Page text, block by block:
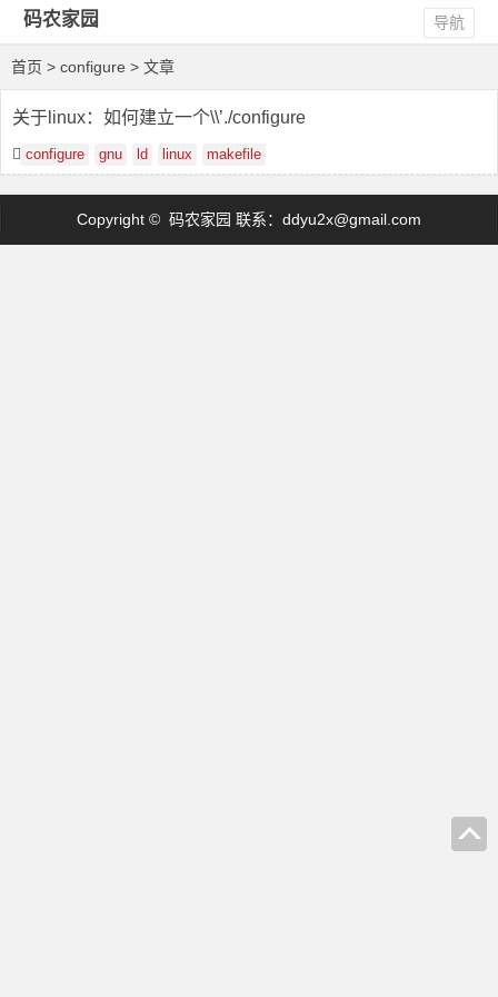
码农家园 导航
首页 > configure > 文章
关于linux：如何建立一个\\’./configure
configure gnu ld linux makefile
Copyright © 码农家园 联系： ddyu2x@gmail.com